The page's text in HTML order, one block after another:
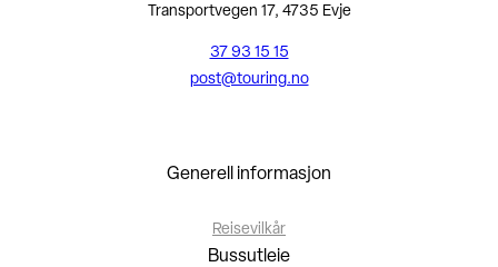
Transportvegen 17, 4735 Evje
37 93 15 15
post@touring.no
Generell informasjon
Reisevilkår
Bussutleie